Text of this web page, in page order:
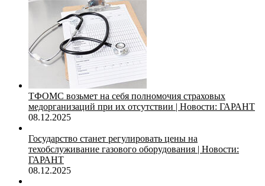
ТФОМС возьмет на себя полномочия страховых
медорганизаций при их отсутствии | Новости: ГАРАНТ
08.12.2025
Государство станет регулировать цены на
техобслуживание газового оборудования | Новости:
ГАРАНТ
08.12.2025